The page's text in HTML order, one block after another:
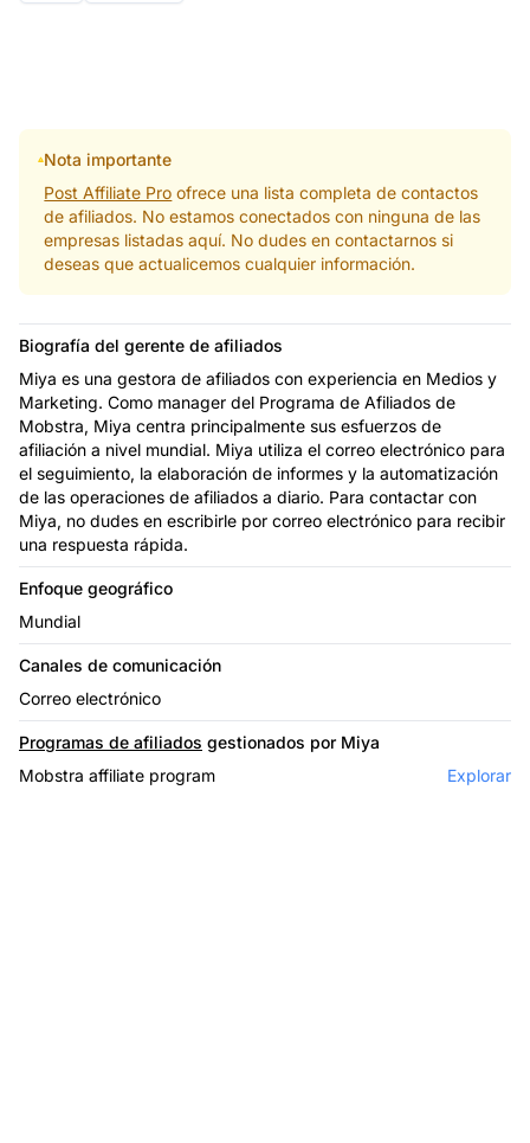
Nota importante
Post Affiliate Pro ofrece una lista completa de contactos
de afiliados. No estamos conectados con ninguna de las
empresas listadas aquí. No dudes en contactarnos si
deseas que actualicemos cualquier información.
Biografía del gerente de afiliados
Miya es una gestora de afiliados con experiencia en Medios y
Marketing. Como manager del Programa de Afiliados de
Mobstra, Miya centra principalmente sus esfuerzos de
afiliación a nivel mundial. Miya utiliza el correo electrónico para
el seguimiento, la elaboración de informes y la automatización
de las operaciones de afiliados a diario. Para contactar con
Miya, no dudes en escribirle por correo electrónico para recibir
una respuesta rápida.
Enfoque geográfico
Mundial
Canales de comunicación
Correo electrónico
Programas de afiliados gestionados por Miya
Mobstra affiliate program
Explorar